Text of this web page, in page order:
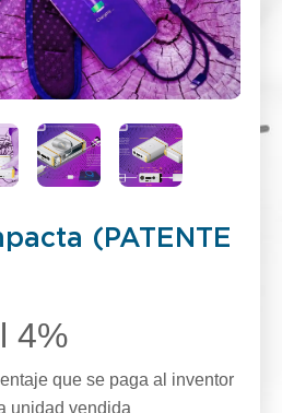
(PATENTE
4%
que se paga al inventor
unidad vendida